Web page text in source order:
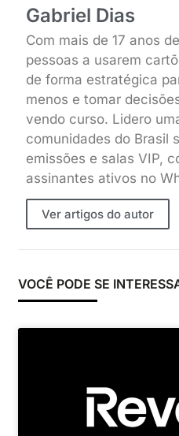
Gabriel Dias
Com mais de 17 anos
pessoas a usarem
de forma estratégica
menos e tomar
vendo curso. Lidero
comunidades do Brasil
emissões e salas VIP,
assinantes ativos no
Ver artigos do autor
VOCÊ PODE SE